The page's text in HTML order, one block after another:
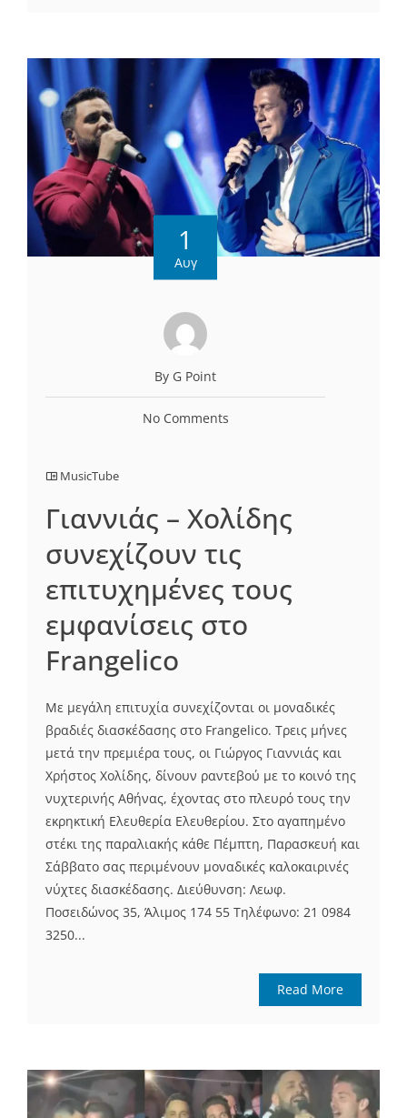
1
Αυγ
By G Point
No Comments
MusicTube
Γιαννιάς – Χολίδης
συνεχίζουν τις
επιτυχημένες τους
εμφανίσεις στο
Frangelico
Με μεγάλη επιτυχία συνεχίζονται οι μοναδικές
βραδιές διασκέδασης στο Frangelico. Τρεις μήνες
μετά την πρεμιέρα τους, οι Γιώργος Γιαννιάς και
Χρήστος Χολίδης, δίνουν ραντεβού με το κοινό της
νυχτερινής Αθήνας, έχοντας στο πλευρό τους την
εκρηκτική Ελευθερία Ελευθερίου. Στο αγαπημένο
στέκι της παραλιακής κάθε Πέμπτη, Παρασκευή και
Σάββατο σας περιμένουν μοναδικές καλοκαιρινές
νύχτες διασκέδασης. Διεύθυνση: Λεωφ.
Ποσειδώνος 35, Άλιμος 174 55 Τηλέφωνο: 21 0984
3250...
Read More